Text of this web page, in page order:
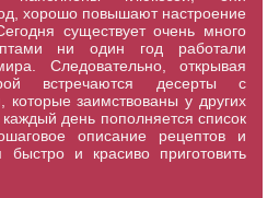
хорошо повышают настроение
существует очень много
ни один год работали
Следовательно, открывая
встречаются десерты с
которые заимствованы у других
день пополняется список
описание рецептов и
и красиво приготовить